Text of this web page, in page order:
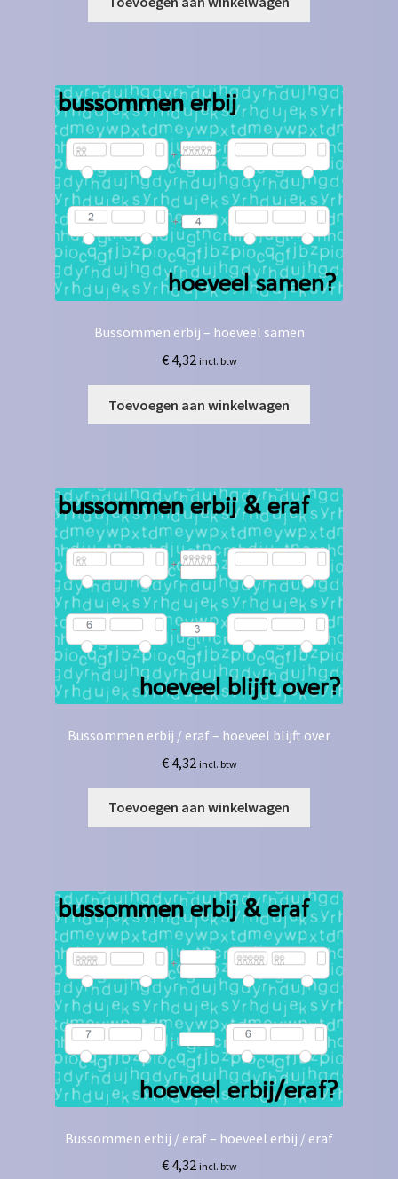
Bussommen erbij – hoeveel samen
€4,32 incl. btw
Toevoegen aan winkelwagen
Bussommen erbij / eraf – hoeveel blijft over
€4,32 incl. btw
Toevoegen aan winkelwagen
Bussommen erbij / eraf – hoeveel erbij / eraf
€4,32 incl. btw